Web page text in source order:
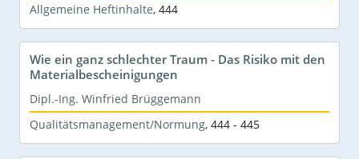
Allgemeine Heftinhalte, 444
Wie ein ganz schlechter Traum - Das Risiko mit den
Materialbescheinigungen
Dipl.-Ing. Winfried Brüggemann
Qualitätsmanagement/Normung, 444 - 445